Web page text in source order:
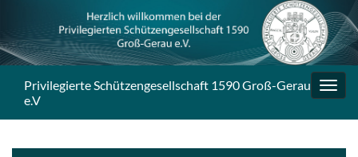
Privilegierte Schützengesellschaft 1590 Groß-Gerau
e.V